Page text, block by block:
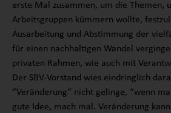
erste Mal zusammen, um die Themen,
Arbeitsgruppen kümmern wollte,
Ausarbeitung und Abstimmung der
für einen nachhaltigen Wandel
privaten Rahmen, wie auch mit
Der SBV-Vorstand wies eindringlich
“Veränderung“ nicht gelinge, “wenn
gute Idee, mach mal. Veränderung